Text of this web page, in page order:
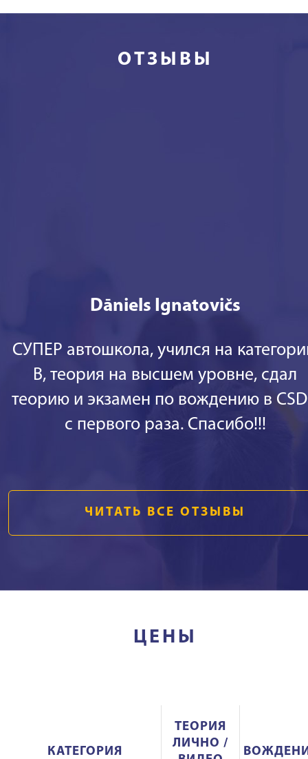
ОТЗЫВЫ
Dāniels Ignatovičs
СУПЕР автошкола, учился на
В, теория на высшем уровне, сдал
теорию и экзамен по вождению в
с первого раза. Спасибо!!!
ЧИТАТЬ ВСЕ ОТЗЫВЫ
ЦЕНЫ
КАТЕГОРИЯ
ТЕОРИЯ
ЛИЧНО /